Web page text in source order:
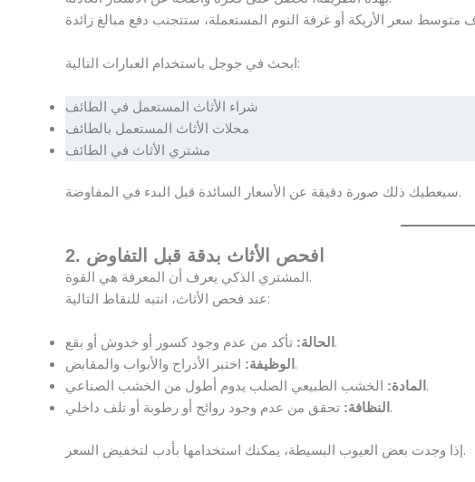
ابحث في جوجل باستخدام العبارات التالية:
شراء الأثاث المستعمل في الطائف
محلات الأثاث المستعمل بالطائف
مشتري الأثاث في الطائف
سيعطيك ذلك صورة دقيقة عن الأسعار السائدة قبل البدء في المفاوضة.
2. افحص الأثاث بدقة قبل التفاوض
المشتري الذكي يعرف أن المعرفة هي القوة.
عند فحص الأثاث، انتبه للنقاط التالية:
الحالة: تأكد من عدم وجود كسور أو خدوش أو بقع.
الوظيفة: اختبر الأدراج والأبواب والمقابض.
المادة: الخشب الطبيعي الصلب يدوم أطول من الخشب الصناعي.
النظافة: تحقق من عدم وجود روائح أو رطوبة أو تلف داخلي.
إذا وجدت بعض العيوب البسيطة، يمكنك استخدامها بأدب لتخفيض السعر.